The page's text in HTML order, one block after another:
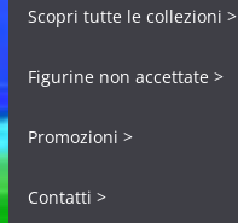
Scopri tutte le collezioni >
Figurine non accettate >
Promozioni >
Contatti >